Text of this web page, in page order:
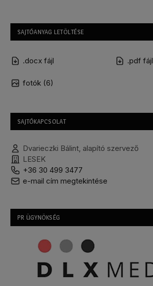
SAJTÓANYAG LETÖLTÉSE
.docx fájl .pdf fájl
fotók (6)
SAJTÓKAPCSOLAT
Dvarieczki Bálint, alapító szervező
LESEK
+36 30 499 3477
e-mail cím megtekintése
PR ÜGYNÖKSÉG